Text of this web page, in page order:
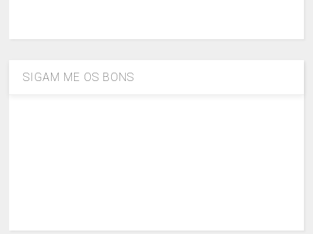
SIGAM ME OS BONS